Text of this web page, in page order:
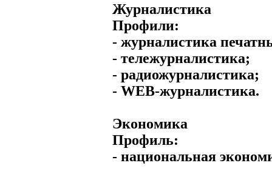
Журналистика
Профили:
- журналистика
- тележурналистика;
- радиожурналистика;
- WEB-журналистика.
Экономика
Профиль:
- национальная